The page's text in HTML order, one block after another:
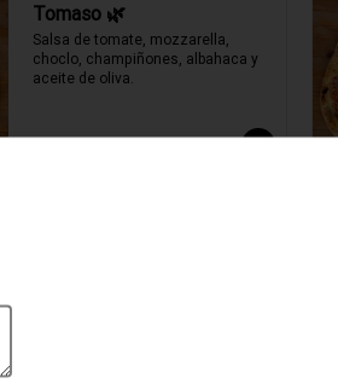
Tomaso 🌿
Salsa de tomate, mozzarella,
choclo, champiñones, albahaca y
aceite de oliva.